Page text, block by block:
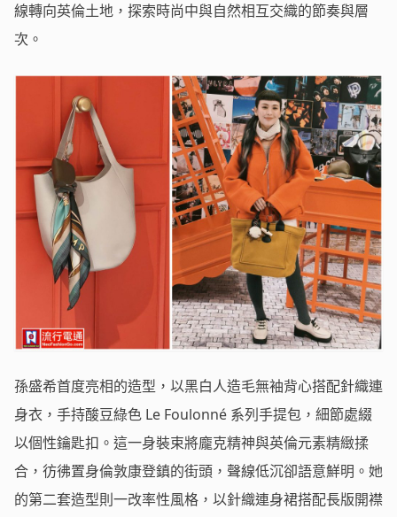
線轉向英倫土地，探索時尚中與自然相互交織的節奏與層
次。
孫盛希首度亮相的造型，以黑白人造毛無袖背心搭配針織連
身衣，手持酸豆綠色 Le Foulonné 系列手提包，細節處綴
以個性鑰匙扣。這一身裝束將龐克精神與英倫元素精緻揉
合，彷彿置身倫敦康登鎮的街頭，聲線低沉卻語意鮮明。她
的第二套造型則一改率性風格，以針織連身裙搭配長版開襟